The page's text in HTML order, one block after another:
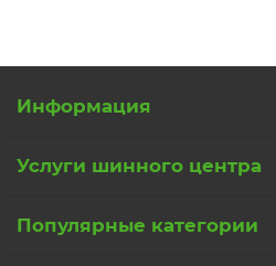
Информация
Услуги шинного центра
Популярные категории